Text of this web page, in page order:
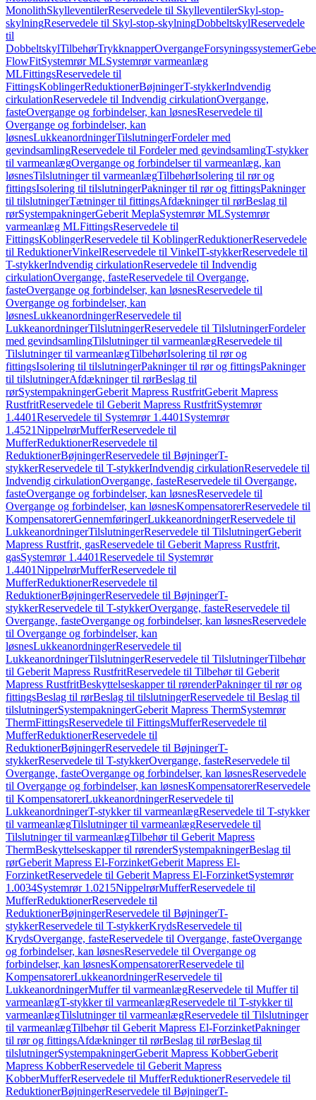
MonolithSkylleventilerReservedele til SkylleventilerSkyl-stop-
skylningReservedele til Skyl-stop-skylningDobbeltskylReservedele
til
DobbeltskylTilbehørTrykknapperOvergangeForsyningssystemer
FlowFitSystemrør MLSystemrør varmeanlæg
MLFittingsReservedele til
FittingsKoblingerReduktionerBøjningerT-stykkerIndvendig
cirkulationReservedele til Indvendig cirkulationOvergange,
fasteOvergange og forbindelser, kan løsnesReservedele til
Overgange og forbindelser, kan
løsnesLukkeanordningerTilslutningerFordeler med
gevindsamlingReservedele til Fordeler med gevindsamlingT-stykker
til varmeanlægOvergange og forbindelser til varmeanlæg, kan
løsnesTilslutninger til varmeanlægTilbehørIsolering til rør og
fittingsIsolering til tilslutningerPakninger til rør og fittingsPakninger
til tilslutningerTætninger til fittingsAfdækninger til rørBeslag til
rørSystempakningerGeberit MeplaSystemrør MLSystemrør
varmeanlæg MLFittingsReservedele til
FittingsKoblingerReservedele til KoblingerReduktionerReservedele
til ReduktionerVinkelReservedele til VinkelT-stykkerReservedele til
T-stykkerIndvendig cirkulationReservedele til Indvendig
cirkulationOvergange, fasteReservedele til Overgange,
fasteOvergange og forbindelser, kan løsnesReservedele til
Overgange og forbindelser, kan
løsnesLukkeanordningerReservedele til
LukkeanordningerTilslutningerReservedele til TilslutningerFordeler
med gevindsamlingTilslutninger til varmeanlægReservedele til
Tilslutninger til varmeanlægTilbehørIsolering til rør og
fittingsIsolering til tilslutningerPakninger til rør og fittingsPakninger
til tilslutningerAfdækninger til rørBeslag til
rørSystempakningerGeberit Mapress RustfritGeberit Mapress
RustfritReservedele til Geberit Mapress RustfritSystemrør
1.4401Reservedele til Systemrør 1.4401 Systemrør
1.4521NippelrørMufferReservedele til
MufferReduktionerReservedele til
ReduktionerBøjningerReservedele til BøjningerT-
stykkerReservedele til T-stykkerIndvendig cirkulationReservedele til
Indvendig cirkulationOvergange, fasteReservedele til Overgange,
fasteOvergange og forbindelser, kan løsnesReservedele til
Overgange og forbindelser, kan løsnesKompensatorerReservedele til
KompensatorerGennemføringerLukkeanordningerReservedele til
LukkeanordningerTilslutningerReservedele til TilslutningerGeberit
Mapress Rustfrit, gasReservedele til Geberit Mapress Rustfrit,
gasSystemrør 1.4401Reservedele til Systemrør
1.4401NippelrørMufferReservedele til
MufferReduktionerReservedele til
ReduktionerBøjningerReservedele til BøjningerT-
stykkerReservedele til T-stykkerOvergange, fasteReservedele til
Overgange, fasteOvergange og forbindelser, kan løsnesReservedele
til Overgange og forbindelser, kan
løsnesLukkeanordningerReservedele til
LukkeanordningerTilslutningerReservedele til TilslutningerTilbehør
til Geberit Mapress RustfritReservedele til Tilbehør til Geberit
Mapress RustfritBeskyttelseskapper til rørenderPakninger til rør og
fittingsBeslag til rørBeslag til tilslutningerReservedele til Beslag til
tilslutningerSystempakningerGeberit Mapress ThermSystemrør
ThermFittingsReservedele til FittingsMufferReservedele til
MufferReduktionerReservedele til
ReduktionerBøjningerReservedele til BøjningerT-
stykkerReservedele til T-stykkerOvergange, fasteReservedele til
Overgange, fasteOvergange og forbindelser, kan løsnesReservedele
til Overgange og forbindelser, kan løsnesKompensatorerReservedele
til KompensatorerLukkeanordningerReservedele til
LukkeanordningerT-stykker til varmeanlægReservedele til T-stykker
til varmeanlægTilslutninger til varmeanlægReservedele til
Tilslutninger til varmeanlægTilbehør til Geberit Mapress
ThermBeskyttelseskapper til rørenderSystempakningerBeslag til
rørGeberit Mapress El-ForzinketGeberit Mapress El-
ForzinketReservedele til Geberit Mapress El-ForzinketSystemrør
1.0034Systemrør 1.0215NippelrørMufferReservedele til
MufferReduktionerReservedele til
ReduktionerBøjningerReservedele til BøjningerT-
stykkerReservedele til T-stykkerKrydsReservedele til
KrydsOvergange, fasteReservedele til Overgange, fasteOvergange
og forbindelser, kan løsnesReservedele til Overgange og
forbindelser, kan løsnesKompensatorerReservedele til
KompensatorerLukkeanordningerReservedele til
LukkeanordningerMuffer til varmeanlægReservedele til Muffer til
varmeanlægT-stykker til varmeanlægReservedele til T-stykker til
varmeanlægTilslutninger til varmeanlægReservedele til Tilslutninger
til varmeanlægTilbehør til Geberit Mapress El-ForzinketPakninger
til rør og fittingsAfdækninger til rørBeslag til rørBeslag til
tilslutningerSystempakningerGeberit Mapress KobberGeberit
Mapress KobberReservedele til Geberit Mapress
KobberMufferReservedele til MufferReduktionerReservedele til
ReduktionerBøjningerReservedele til BøjningerT-